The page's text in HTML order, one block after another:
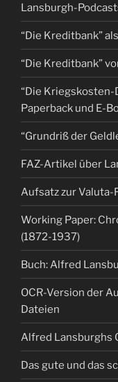
Lansburgh-
“Die Kreditbank”
“Die Kreditbank”
“Die Kriegskosten-
Paperback und E-
“Grundriß der
FAZ-Artikel über
Aufsatz zur Valuta-
Working Paper:
(1872-1937)
Buch: Alfred
OCR-Version der
Dateien
Alfred Lansburghs
Das gute und das